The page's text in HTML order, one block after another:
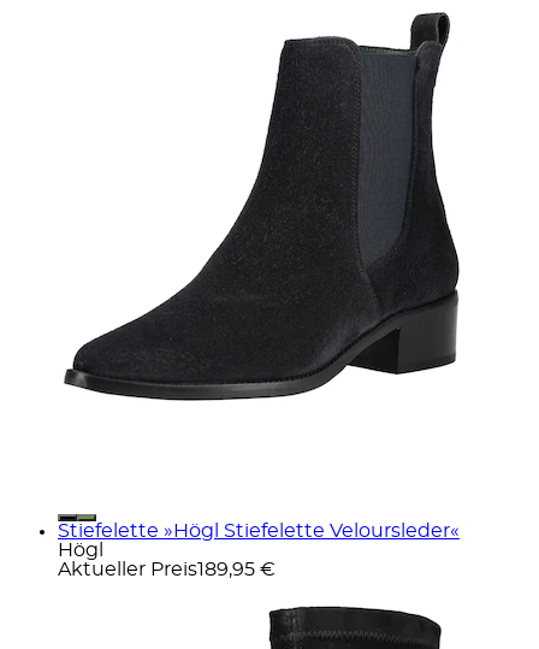
Stiefelette »Högl Stiefelette Veloursleder«
Högl
Aktueller Preis189,95 €